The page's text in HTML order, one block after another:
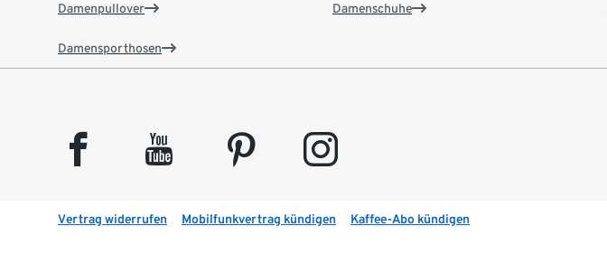
Damenpullover
Damensporthosen
Damenschuhe
facebook youtube pinterest instagram
Vertrag widerrufen Mobilfunkvertrag kündigen Kaffee-Abo kündigen